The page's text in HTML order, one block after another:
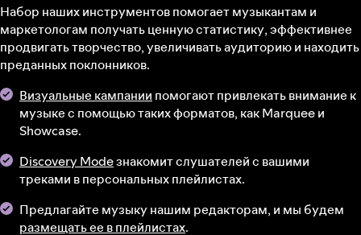
Набор наших инструментов помогает музыкантам и
маркетологам получать ценную статистику, эффективнее
продвигать творчество, увеличивать аудиторию и находить
преданных поклонников.
Визуальные кампании помогают привлекать внимание к
музыке с помощью таких форматов, как Marquee и
Showcase.
Discovery Modeзнакомит слушателей с вашими
треками в персональных плейлистах.
Предлагайте музыку нашим редакторам, и мы будем
размещать ее в плейлистах.